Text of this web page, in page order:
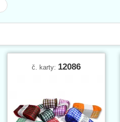
č. karty: 12086